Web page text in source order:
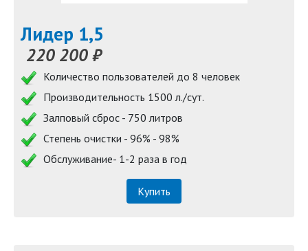
Лидер 1,5
220 200 ₽
Количество пользователей до 8 человек
Производительность 1500 л./сут.
Залповый сброс - 750 литров
Степень очистки - 96% - 98%
Обслуживание- 1-2 раза в год
Купить